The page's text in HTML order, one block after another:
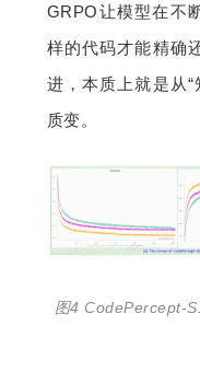
GRPO让模型在不
样的代码才能精确
进，本质上就是从“
质变。
图4 CodePercept-